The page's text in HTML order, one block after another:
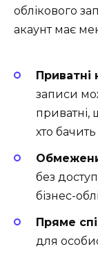
облікового
акаунт має
Приватні
записи
приватні,
хто бачить
без
бізнес-
Пряме
для